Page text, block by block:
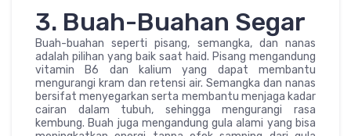
3. Buah-Buahan Segar
Buah-buahan seperti pisang, semangka, dan nanas
adalah pilihan yang baik saat haid. Pisang mengandung
vitamin B6 dan kalium yang dapat membantu
mengurangi kram dan retensi air. Semangka dan nanas
bersifat menyegarkan serta membantu menjaga kadar
cairan dalam tubuh, sehingga mengurangi rasa
kembung. Buah juga mengandung gula alami yang bisa